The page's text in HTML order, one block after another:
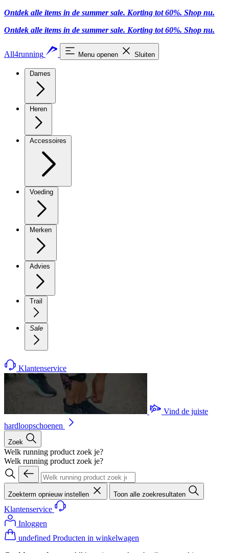
Ontdek alle items in de summer sale. Korting tot 60%. Shop nu.
Ontdek alle items in de summer sale. Korting tot 60%. Shop nu.
All4running Menu openen Sluiten
Dames
Heren
Accessoires
Voeding
Merken
Advies
Trail
Sale
Klantenservice
Vind de juiste
hardloopschoenen
Zoek
Welk running product zoek je?
Welk running product zoek je?
Zoekterm opnieuw instellen Toon alle zoekresultaten
Klantenservice
Inloggen
undefined Producten in winkelwagen